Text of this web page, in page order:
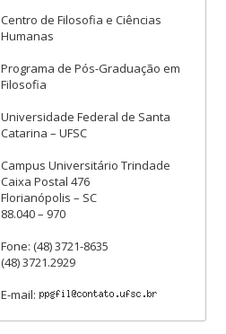
Centro de Filosofia e Ciências
Humanas
Programa de Pós-Graduação em
Filosofia
Universidade Federal de Santa
Catarina – UFSC
Campus Universitário Trindade
Caixa Postal 476
Florianópolis – SC
88.040 – 970
Fone: (48) 3721-8635
(48) 3721.2929
E-mail: